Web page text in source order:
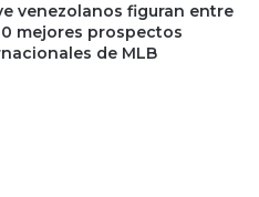
venezolanos figuran entre
mejores prospectos
de MLB